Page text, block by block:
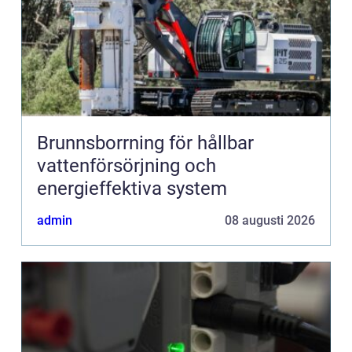
Brunnsborrning för hållbar
vattenförsörjning och
energieffektiva system
admin 08 augusti 2026